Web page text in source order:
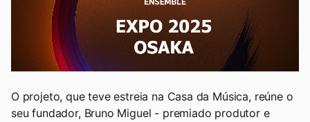
O projeto, que teve estreia na Casa da Música, reúne o
seu fundador, Bruno Miguel - premiado produtor e